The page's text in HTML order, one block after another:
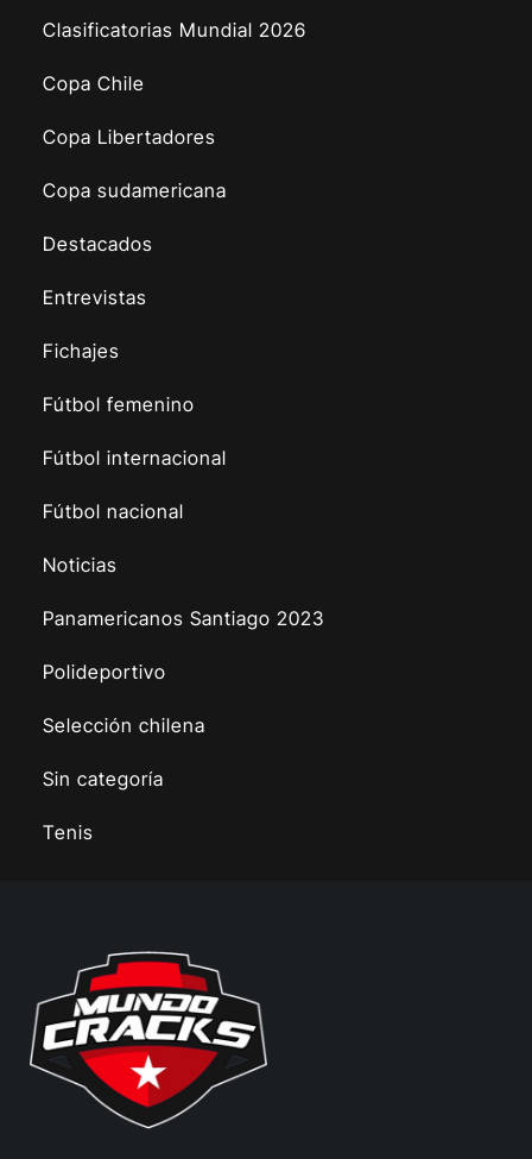
Clasificatorias Mundial 2026
Copa Chile
Copa Libertadores
Copa sudamericana
Destacados
Entrevistas
Fichajes
Fútbol femenino
Fútbol internacional
Fútbol nacional
Noticias
Panamericanos Santiago 2023
Polideportivo
Selección chilena
Sin categoría
Tenis